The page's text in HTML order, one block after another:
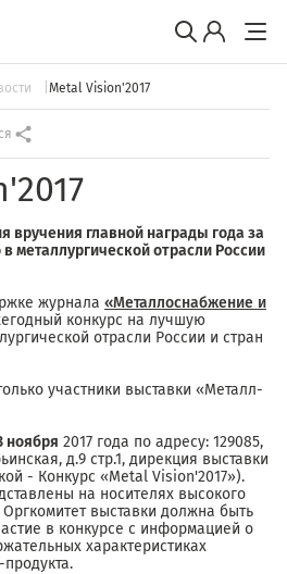
Metal Vision'2017
вручения главной награды года за
металлургической отрасли России
журнала «Металлоснабжение и
конкурс на лучшую
отрасли России и стран
участники выставки «Металл-
ноября 2017 года по адресу: 129085,
д.9 стр.1, дирекция выставки
- Конкурс «Metal Vision'2017»).
на носителях высокого
выставки должна быть
в конкурсе с информацией о
характеристиках